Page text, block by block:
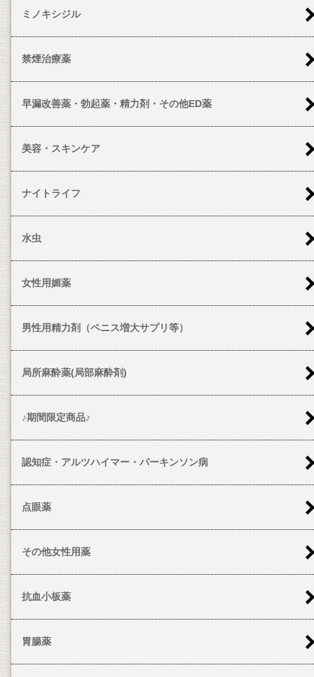
ミノキシジル
禁煙治療薬
早漏改善薬・勃起薬・精力剤・その他ED薬
美容・スキンケア
ナイトライフ
水虫
女性用媚薬
男性用精力剤（ペニス増大サプリ等）
局所麻酔薬(局部麻酔剤)
♪期間限定商品♪
認知症・アルツハイマー・パーキンソン病
点眼薬
その他女性用薬
抗血小板薬
胃腸薬